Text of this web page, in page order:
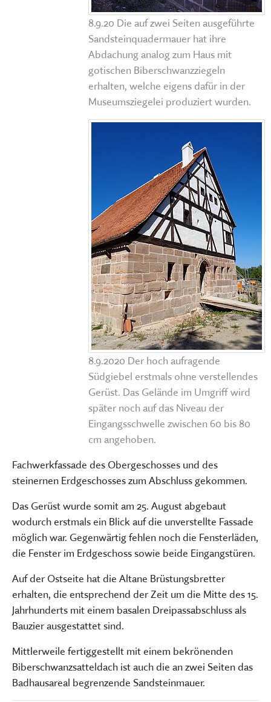
8.9.20 Die auf zwei Seiten ausgeführte
Sandsteinquadermauer hat ihre
Abdachung analog zum Haus mit
gotischen Biberschwanzziegeln
erhalten, welche eigens dafür in der
Museumsziegelei produziert wurden.
8.9.2020 Der hoch aufragende
Südgiebel erstmals ohne verstellendes
Gerüst. Das Gelände im Umgriff wird
später noch auf das Niveau der
Eingangsschwelle zwischen 60 bis 80
cm angehoben.
Fachwerkfassade des Obergeschosses und des
steinernen Erdgeschosses zum Abschluss gekommen.
Das Gerüst wurde somit am 25. August abgebaut
wodurch erstmals ein Blick auf die unverstellte Fassade
möglich war. Gegenwärtig fehlen noch die Fensterläden,
die Fenster im Erdgeschoss sowie beide Eingangstüren.
Auf der Ostseite hat die Altane Brüstungsbretter
erhalten, die entsprechend der Zeit um die Mitte des 15.
Jahrhunderts mit einem basalen Dreipassabschluss als
Bauzier ausgestattet sind.
Mittlerweile fertiggestellt mit einem bekrönenden
Biberschwanzsatteldach ist auch die an zwei Seiten das
Badhausareal begrenzende Sandsteinmauer.